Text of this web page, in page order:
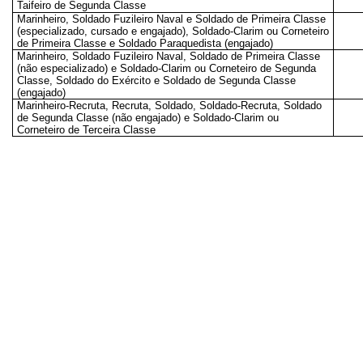
Taifeiro de Segunda Classe
Marinheiro, Soldado Fuzileiro Naval e Soldado de Primeira Classe
(especializado, cursado e engajado), Soldado-Clarim ou Corneteiro
de Primeira Classe e Soldado Paraquedista (engajado)
Marinheiro, Soldado Fuzileiro Naval, Soldado de Primeira Classe
(não especializado) e Soldado-Clarim ou Corneteiro de Segunda
Classe, Soldado do Exército e Soldado de Segunda Classe
(engajado)
Marinheiro-Recruta, Recruta, Soldado, Soldado-Recruta, Soldado
de Segunda Classe (não engajado) e Soldado-Clarim ou
Corneteiro de Terceira Classe